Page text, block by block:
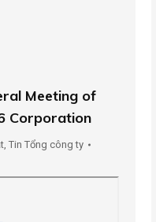
Meeting of
Corporation
Tin Tổng công ty